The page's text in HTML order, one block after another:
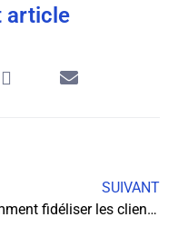
article
SUIVANT
Comment fidéliser les clients dans le marché des vélos électriques